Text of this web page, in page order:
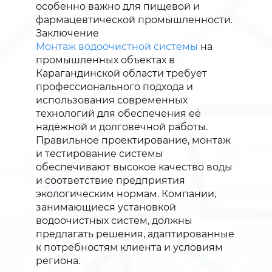
особенно важно для пищевой и
фармацевтической промышленности.
Заключение
Монтаж водоочистной системы на
промышленных объектах в
Карагандинской области требует
профессионального подхода и
использования современных
технологий для обеспечения её
надёжной и долговечной работы.
Правильное проектирование, монтаж
и тестирование системы
обеспечивают высокое качество воды
и соответствие предприятия
экологическим нормам. Компании,
занимающиеся установкой
водоочистных систем, должны
предлагать решения, адаптированные
к потребностям клиента и условиям
региона.